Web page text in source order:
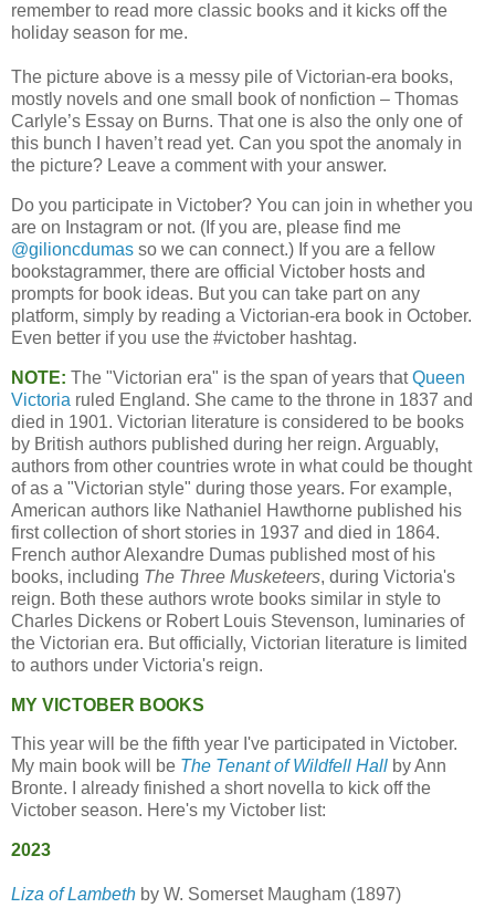
remember to read more classic books and it kicks off the
holiday season for me.
The picture above is a messy pile of Victorian-era books,
mostly novels and one small book of nonfiction – Thomas
Carlyle’s Essay on Burns. That one is also the only one of
this bunch I haven’t read yet. Can you spot the anomaly in
the picture? Leave a comment with your answer.
Do you participate in Victober? You can join in whether you
are on Instagram or not. (If you are, please find me
@gilioncdumas so we can connect.) If you are a fellow
bookstagrammer, there are official Victober hosts and
prompts for book ideas. But you can take part on any
platform, simply by reading a Victorian-era book in October.
Even better if you use the #victober hashtag.
NOTE: The "Victorian era" is the span of years thatQueen
Victoria ruled England. She came to the throne in 1837 and
died in 1901. Victorian literature is considered to be books
by British authors published during her reign. Arguably,
authors from other countries wrote in what could be thought
of as a "Victorian style" during those years. For example,
American authors like Nathaniel Hawthorne published his
first collection of short stories in 1937 and died in 1864.
French author Alexandre Dumas published most of his
books, including The Three Musketeers, during Victoria's
reign. Both these authors wrote books similar in style to
Charles Dickens or Robert Louis Stevenson, luminaries of
the Victorian era. But officially, Victorian literature is limited
to authors under Victoria's reign.
MY VICTOBER BOOKS
This year will be the fifth year I've participated in Victober.
My main book will be The Tenant of Wildfell Hall by Ann
Bronte. I already finished a short novella to kick off the
Victober season. Here's my Victober list:
2023
Liza of Lambeth by W. Somerset Maugham (1897)